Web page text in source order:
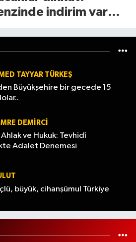
indirim var
TAYYAR TÜRKEŞ
Büyükşehire bir gecede 15
DEMIRCI
ve Hukuk: Tevhidî
Adalet Denemesi
büyük, cihanşümul Türkiye